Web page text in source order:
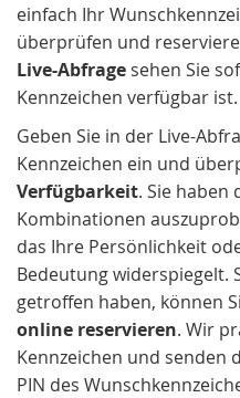
einfach Ihr
überprüfen und
Live-Abfrage sehen Sie
Kennzeichen verfügbar ist.
Geben Sie in der Live-
Kennzeichen ein und
Verfügbarkeit. Sie haben
Kombinationen
das Ihre Persönlichkeit
Bedeutung widerspiegelt.
getroffen haben, können
online reservieren. Wir
Kennzeichen und senden
PIN des